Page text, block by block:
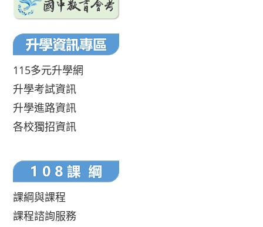
115多元升學網
升學考試資訊
升學進路資訊
各校獨招資訊
課綱與課程
課程諮詢服務